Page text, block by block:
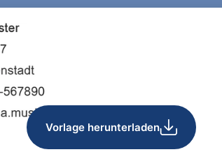
Vorlage herunterladen